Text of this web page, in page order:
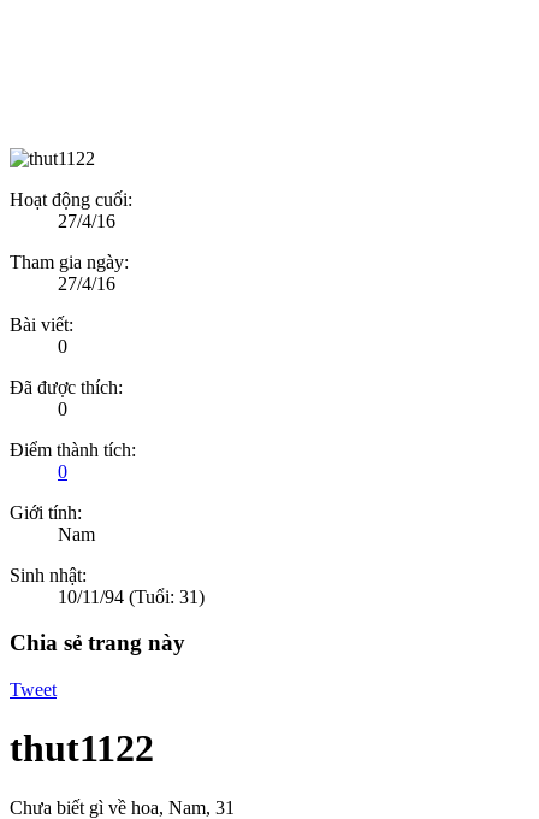
Hoạt động cuối:
27/4/16
Tham gia ngày:
27/4/16
Bài viết:
0
Đã được thích:
0
Điểm thành tích:
0
Giới tính:
Nam
Sinh nhật:
10/11/94 (Tuổi: 31)
Chia sẻ trang này
Tweet
thut1122
Chưa biết gì về hoa, Nam, 31